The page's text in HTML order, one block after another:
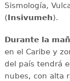
Sismología,
(Insivumeh).
Durante la
en el Caribe y
del país tendrá
nubes, con alta